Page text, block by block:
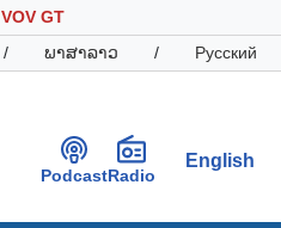
VOV GT
/ ພາສາລາວ / Русский
PodcastRadio
English